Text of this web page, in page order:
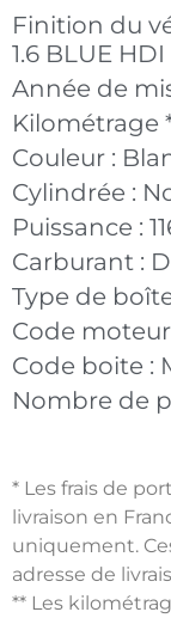
Finition du
1.6 BLUE
Année de
Kilométrage
Couleur :
Cylindrée :
Puissance :
Carburant :
Type de
Code moteur
Code boite :
Nombre de
* Les frais de
livraison en
uniquement.
adresse de
** Les